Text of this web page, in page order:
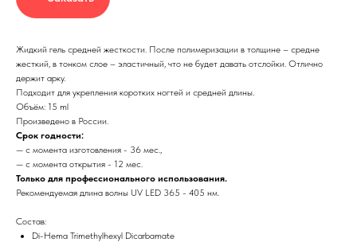
Жидкий гель средней жесткости. После полимеризации в толщине – средне
жесткий, в тонком слое – эластичный, что не будет давать отслойки. Отлично
держит арку.
Подходит для укрепления коротких ногтей и средней длины.
Объём: 15 ml
Произведено в России.
Срок годности:
— с момента изготовления - 36 мес.,
— с момента открытия - 12 мес.
Только для профессионального использования.
Рекомендуемая длина волны UV LED 365 - 405 нм.
Состав:
Di-Hema Trimethylhexyl Dicarbamate